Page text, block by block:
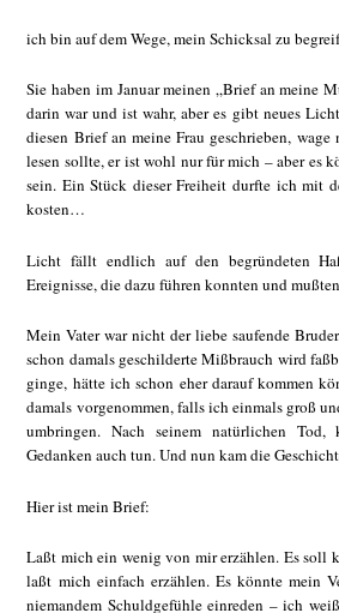
ich bin auf dem Wege, mein Schicksal zu
Sie haben im Januar meinen „Brief an meine
darin war und ist wahr, aber es gibt neues
diesen Brief an meine Frau geschrieben,
lesen sollte, er ist wohl nur für mich – aber es
sein. Ein Stück dieser Freiheit durfte ich mit
kosten…
Licht fällt endlich auf den begründeten
Ereignisse, die dazu führen konnten und
Mein Vater war nicht der liebe saufende
schon damals geschilderte Mißbrauch wird
ginge, hätte ich schon eher darauf kommen
damals vorgenommen, falls ich einmals groß
umbringen. Nach seinem natürlichen
Gedanken auch tun. Und nun kam die
Hier ist mein Brief:
Laßt mich ein wenig von mir erzählen. Es soll
laßt mich einfach erzählen. Es könnte mein
niemandem Schuldgefühle einreden – ich